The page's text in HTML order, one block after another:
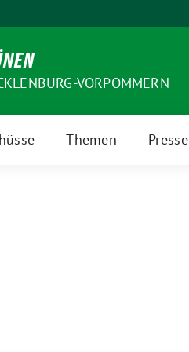
VORPOMMERN
Themen Presse